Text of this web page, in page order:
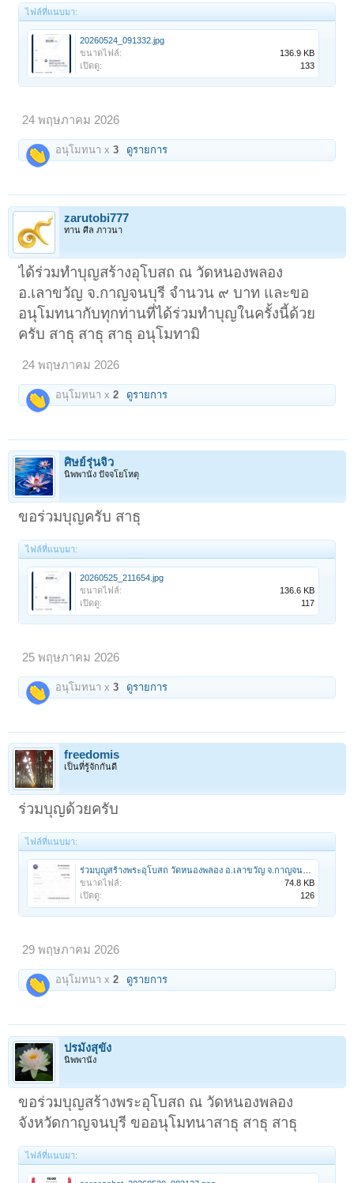
ไฟล์ที่แนบมา:
20260524_091332.jpg
ขนาดไฟล์:
136.9 KB
เปิดดู:
133
24 พฤษภาคม 2026
อนุโมทนา x3 ดูรายการ
zarutobi777
ทาน ศีล ภาวนา
ได้ร่วมทำบุญสร้างอุโบสถ ณ วัดหนองพลอง
อ.เลาขวัญ จ.กาญจนบุรี จำนวน ๙ บาท และขอ
อนุโมทนากับทุกท่านที่ได้ร่วมทำบุญในครั้งนี้ด้วย
ครับ สาธุ สาธุ สาธุ อนุโมทามิ
24 พฤษภาคม 2026
อนุโมทนา x2 ดูรายการ
ศิษย์รุ่นจิ๋ว
นิพพานัง ปัจจโยโหตุ
ขอร่วมบุญครับ สาธุ
ไฟล์ที่แนบมา:
20260525_211654.jpg
ขนาดไฟล์:
136.6 KB
เปิดดู:
117
25 พฤษภาคม 2026
อนุโมทนา x3 ดูรายการ
freedomis
เป็นที่รู้จักกันดี
ร่วมบุญด้วยครับ
ไฟล์ที่แนบมา:
ขนาดไฟล์:
74.8 KB
เปิดดู:
126
29 พฤษภาคม 2026
อนุโมทนา x2 ดูรายการ
ปรมังสุขัง
นิพพานัง
ขอร่วมบุญสร้างพระอุโบสถ ณ วัดหนองพลอง
จังหวัดกาญจนบุรี ขออนุโมทนาสาธุ สาธุ สาธุ
ไฟล์ที่แนบมา: